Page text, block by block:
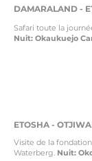
DAMARALAND -
Safari toute la
Nuit: Okaukuejo
ETOSHA -
Visite de la
Waterberg. Nuit: